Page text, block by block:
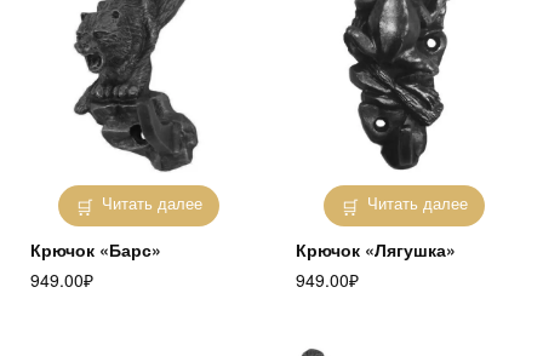
Читать далее
Крючок «Барс»
949.00₽
Читать далее
Крючок «Лягушка»
949.00₽